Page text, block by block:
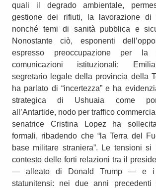
quali il degrado ambientale,
gestione dei rifiuti, la lavorazione di
nonché temi di sanità pubblica e
Nonostante ciò, esponenti
espresso preoccupazione per la
comunicazioni istituzionali:
segretario legale della provincia della
ha parlato di “incertezza” e ha
strategica di Ushuaia come
all’Antartide, nodo per traffico
senatrice Cristina Lopez ha
formali, ribadendo che “la Terra del
base militare straniera”. Le tensioni si
contesto delle forti relazioni tra il
— alleato di Donald Trump — e i
statunitensi: nei due anni